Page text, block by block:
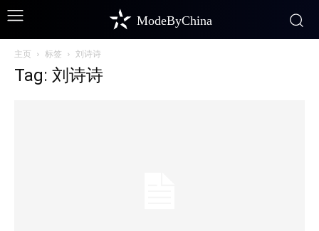
ModeByChina
主页 标签 刘诗诗
Tag: 刘诗诗